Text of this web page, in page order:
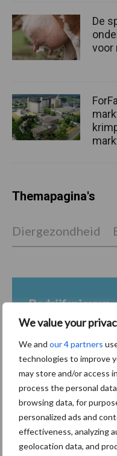
We value your
We and our 4 partners
technologies to improve
may store and/or access
process the personal
browsing data, for
personalized ads and
effectiveness, analyzing
geolocation data, and
Primaire
Recent nieuws
De
voor
Themapagina's
Diergezondheid
Bedrijfsnieuws